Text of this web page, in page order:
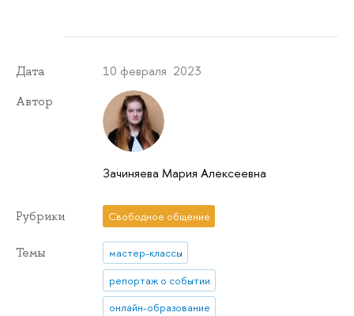
Дата 10 февраля 2023
Автор
Зачиняева Мария Алексеевна
Рубрики Свободное общение
Темы
мастер-классы
репортаж о событии
онлайн-образование